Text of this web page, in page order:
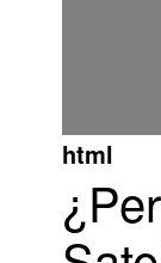
html